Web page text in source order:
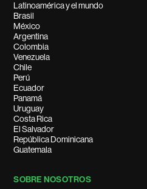
Latinoamérica y el mundo
Brasil
México
Argentina
Colombia
Venezuela
Chile
Perú
Ecuador
Panamá
Uruguay
Costa Rica
El Salvador
República Dominicana
Guatemala
SOBRE NOSOTROS